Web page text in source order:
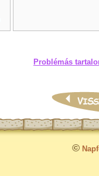
Problémás
©